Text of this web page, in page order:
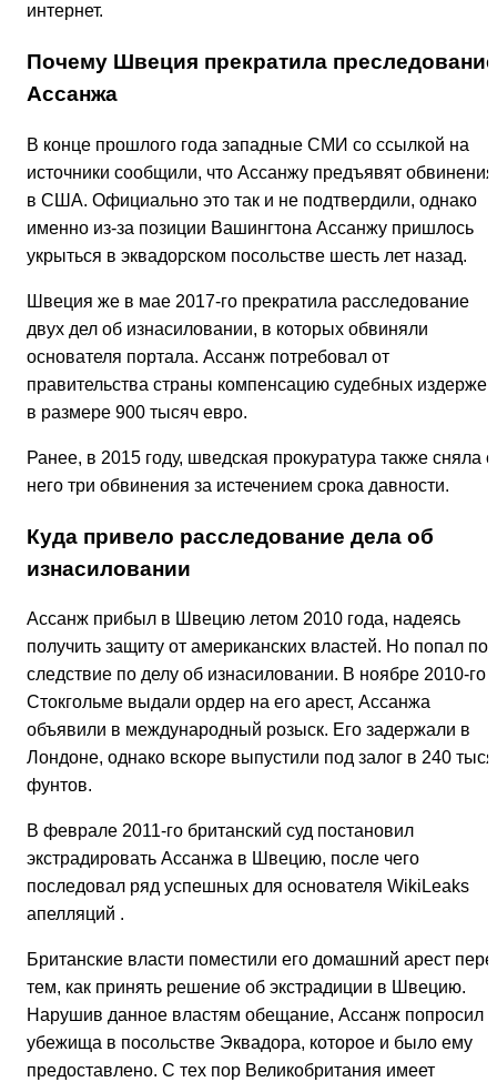
интернет.
Почему Швеция прекратила преследование
Ассанжа
В конце прошлого года западные СМИ со ссылкой на
источники сообщили, что Ассанжу предъявят обвинения
в США. Официально это так и не подтвердили, однако
именно из-за позиции Вашингтона Ассанжу пришлось
укрыться в эквадорском посольстве шесть лет назад.
Швеция же в мае 2017-го прекратила расследование
двух дел об изнасиловании, в которых обвиняли
основателя портала. Ассанж потребовал от
правительства страны компенсацию судебных издержек
в размере 900 тысяч евро.
Ранее, в 2015 году, шведская прокуратура также сняла с
него три обвинения за истечением срока давности.
Куда привело расследование дела об
изнасиловании
Ассанж прибыл в Швецию летом 2010 года, надеясь
получить защиту от американских властей. Но попал под
следствие по делу об изнасиловании. В ноябре 2010-го
Стокгольме выдали ордер на его арест, Ассанжа
объявили в международный розыск. Его задержали в
Лондоне, однако вскоре выпустили под залог в 240
фунтов.
В феврале 2011-го британский суд постановил
экстрадировать Ассанжа в Швецию, после чего
последовал ряд успешных для основателя WikiLeaks
апелляций .
Британские власти поместили его домашний арест
тем, как принять решение об экстрадиции в Швецию.
Нарушив данное властям обещание, Ассанж попросил
убежища в посольстве Эквадора, которое и было ему
предоставлено. С тех пор Великобритания имеет